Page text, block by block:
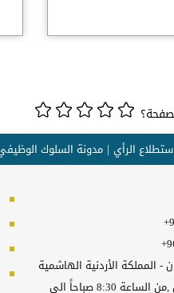
الرأي مدونة السلوك
- المملكة الأردنية الهاشمية
من الاحد الى الخميس ,من الساعة 8:30 صباحاً الى